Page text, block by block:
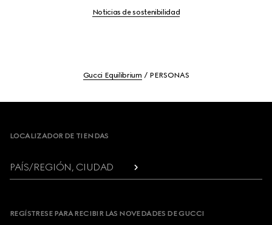
Noticias de sostenibilidad
Gucci Equilibrium PERSONAS
LOCALIZADOR DE TIENDAS
PAÍS/REGIÓN, CIUDAD
REGÍSTRESE PARA RECIBIR LAS NOVEDADES DE GUCCI